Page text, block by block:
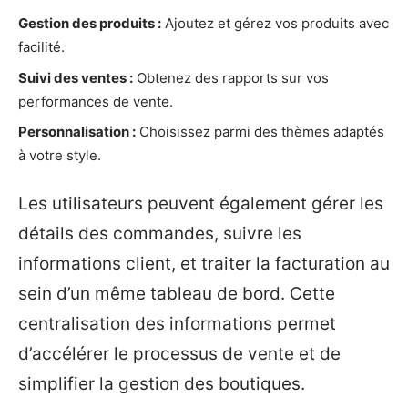
Gestion des produits : Ajoutez et gérez vos produits avec
facilité.
Suivi des ventes : Obtenez des rapports sur vos
performances de vente.
Personnalisation : Choisissez parmi des thèmes adaptés
à votre style.
Les utilisateurs peuvent également gérer les
détails des commandes, suivre les
informations client, et traiter la facturation au
sein d’un même tableau de bord. Cette
centralisation des informations permet
d’accélérer le processus de vente et de
simplifier la gestion des boutiques.